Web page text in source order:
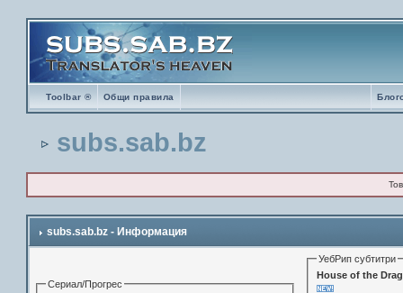
Toolbar ® Общи правила
subs.sab.bz
subs.sab.bz - Информация
Сериал/Прогрес
УебРип субтитри
House of the